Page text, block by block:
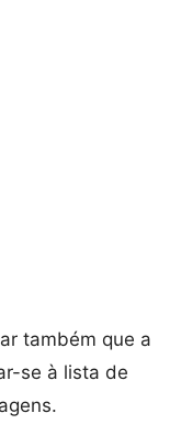
também que a
se à lista de